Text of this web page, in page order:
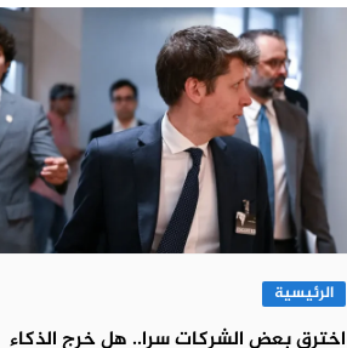
الرئيسية
اخترق بعض الشركات سرا.. هل خرج الذكاء